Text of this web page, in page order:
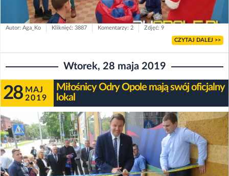
Autor: Aga_Ko Kliknięć: 3887 Komentarzy: 2 Zdjęć: 9
CZYTAJ DALEJ >>
Wtorek, 28 maja 2019
28 MAJ
2019
Miłośnicy Odry Opole mają swój oficjalny
lokal